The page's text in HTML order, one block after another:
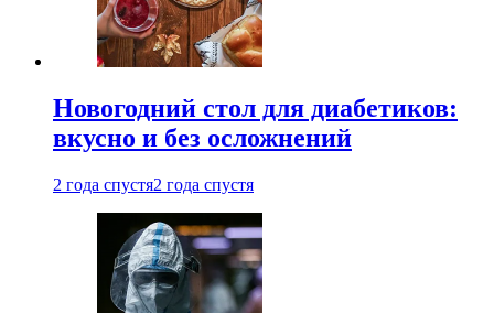
Новогодний стол для диабетиков:
вкусно и без осложнений
2 года спустя2 года спустя